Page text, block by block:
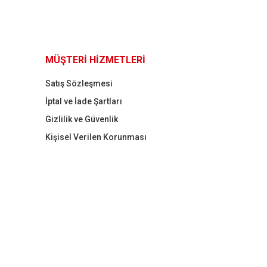
MÜŞTERİ HİZMETLERİ
Satış Sözleşmesi
İptal ve İade Şartları
Gizlilik ve Güvenlik
Kişisel Verilen Korunması